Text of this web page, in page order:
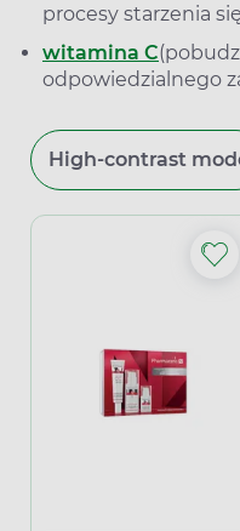
procesy starzenia
witamina C
odpowiedzialnego
High-contrast